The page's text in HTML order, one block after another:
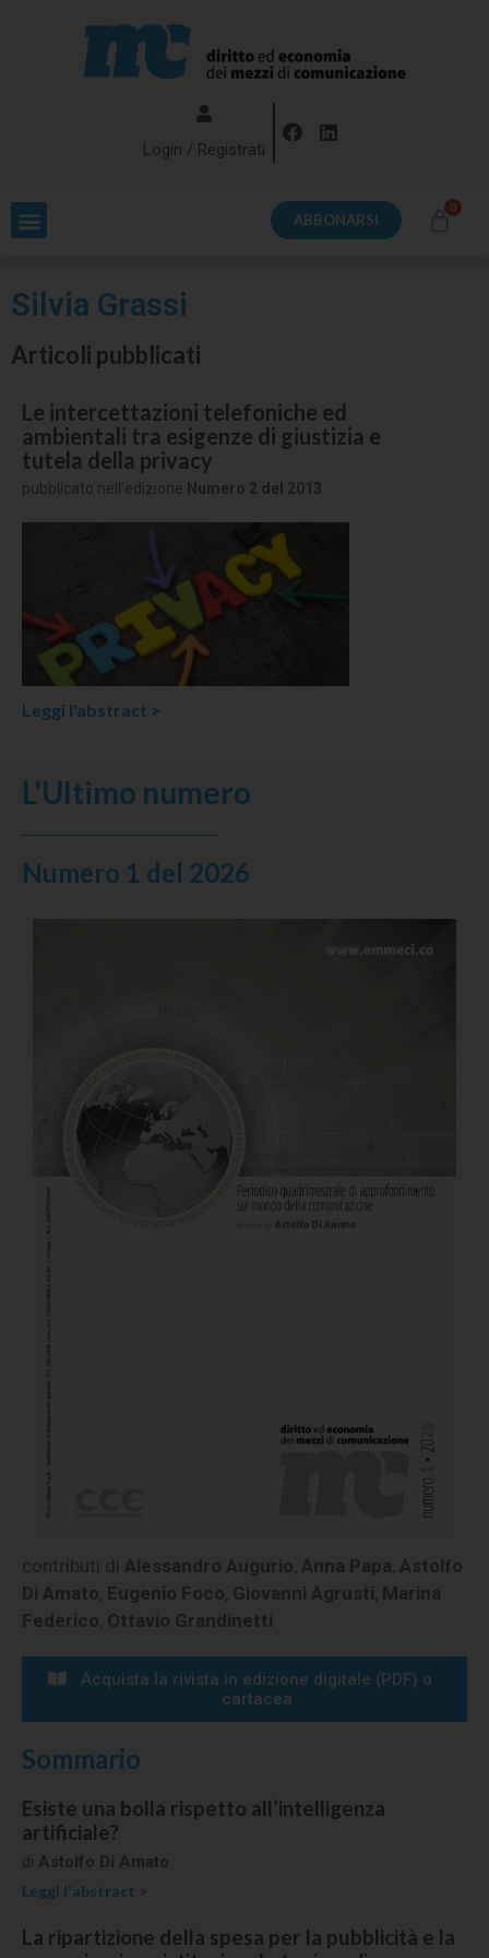
Login / Registrati
ABBONARSI
Silvia Grassi
Articoli pubblicati
Le intercettazioni telefoniche ed
ambientali tra esigenze di giustizia e
tutela della privacy
pubblicato nell'edizione Numero 2 del 2013
Leggi l'abstract >
L'Ultimo numero
Numero 1 del 2026
contributi di Alessandro Augurio, Anna Papa, Astolfo
Di Amato, Eugenio Foco, Giovanni Agrusti, Marina
Federico, Ottavio Grandinetti
Acquista la rivista in edizione digitale (PDF) o
cartacea​​
Sommario
Esiste una bolla rispetto all’intelligenza
artificiale?
di Astolfo Di Amato
Leggi l'abstract >
La ripartizione della spesa per la pubblicità e la